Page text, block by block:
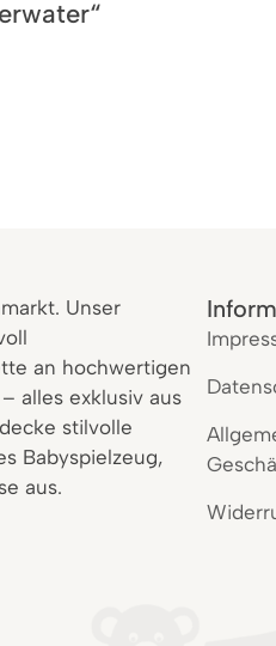
Unser
an hochwertigen
alles exklusiv aus
stilvolle
Babyspielzeug,
aus.